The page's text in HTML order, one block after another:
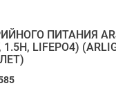
ПИТАНИЯ
1.5H, LIFEPO4)